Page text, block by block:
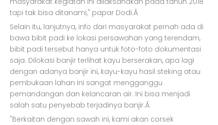
tapi tak bisa ditanami," papar Dodi.Â
Selain itu, lanjutnya, info dari masyarakat pernah ada di
bawa bibit padi ke lokasi persawahan yang terendam,
bibit padi tersebut hanya untuk foto-foto dokumentasi
saja. Dilokasi banjir terlihat kayu berserakan, apa lagi
dengan adanya banjir ini, kayu-kayu hasil steking atau
pembukaan lahan ini sangat mengganggu
pemandangan dan kelancaran air. Ini bisa menjadi
salah satu penyebab terjadinya banjir.Â
"Berkaitan dengan sawah ini, kami akan corsek